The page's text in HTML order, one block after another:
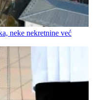
neke nekretnine već